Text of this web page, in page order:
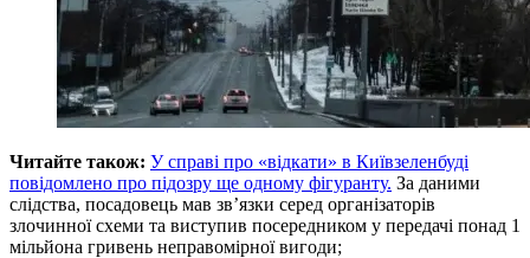
Читайте також: У справі про «відкати» в Київзеленбуді
повідомлено про підозру ще одному фігуранту. За даними
слідства, посадовець мав зв’язки серед організаторів
злочинної схеми та виступив посередником у передачі понад 1
мільйона гривень неправомірної вигоди;